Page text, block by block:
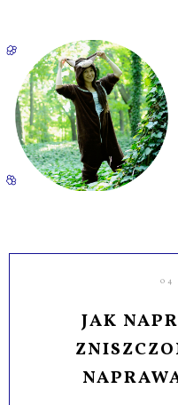
04
JAK